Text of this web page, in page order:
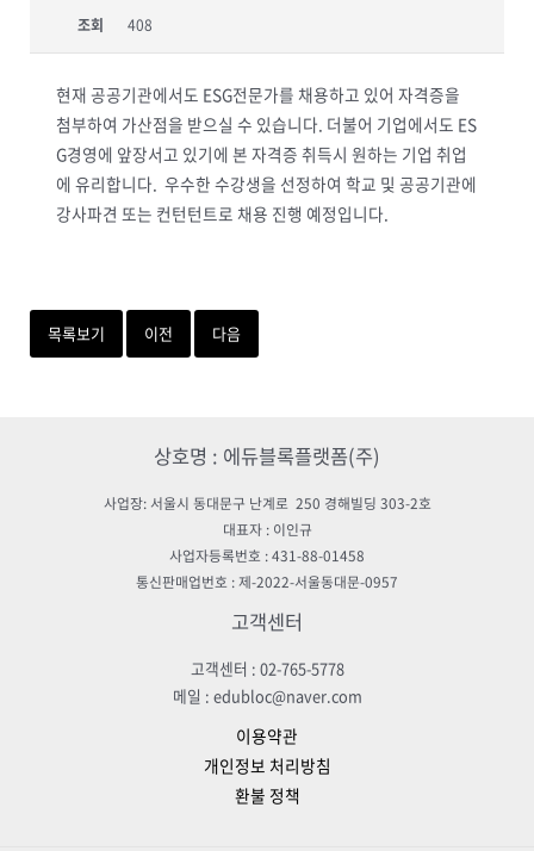
조회 408
현재 공공기관에서도 ESG전문가를 채용하고 있어 자격증을
첨부하여 가산점을 받으실 수 있습니다. 더불어 기업에서도 ES
G경영에 앞장서고 있기에 본 자격증 취득시 원하는 기업 취업
에 유리합니다. 우수한 수강생을 선정하여 학교 및 공공기관에
강사파견 또는 컨턴턴트로 채용 진행 예정입니다.
목록보기 이전 다음
상호명 : 에듀블록플랫폼(주)
사업장: 서울시 동대문구 난계로 250 경해빌딩 303-2호
대표자 : 이인규
사업자등록번호 : 431-88-01458
통신판매업번호 : 제-2022-서울동대문-0957
고객센터
고객센터 : 02-765-5778
메일 : edubloc@naver.com
이용약관
개인정보 처리방침
환불 정책